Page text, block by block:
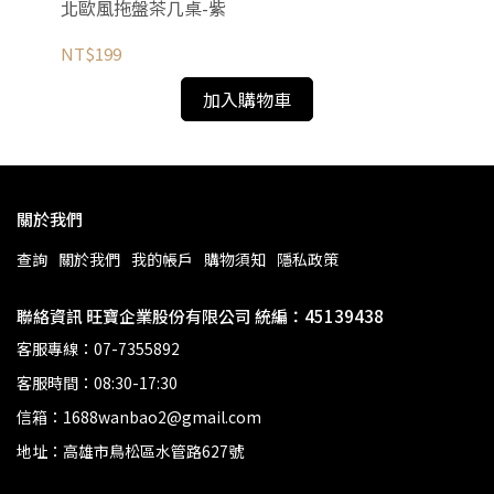
北歐風拖盤茶几桌-紫
NT$199
加入購物車
關於我們
查詢 關於我們 我的帳戶 購物須知 隱私政策
聯絡資訊 旺寶企業股份有限公司 統編：45139438
客服專線：07-7355892
客服時間：08:30-17:30
信箱：1688wanbao2@gmail.com
地址：高雄市鳥松區水管路627號